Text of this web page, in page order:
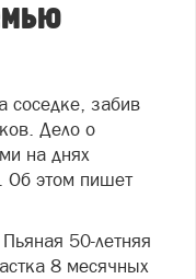
соседке, забив
Дело о
на днях
Об этом пишет
50-летняя
8 месячных